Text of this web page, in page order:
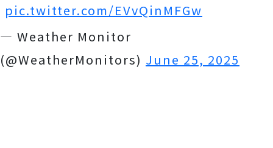
pic.twitter.com/EVvQinMFGw
— Weather Monitor
(@WeatherMonitors) June 25, 2025